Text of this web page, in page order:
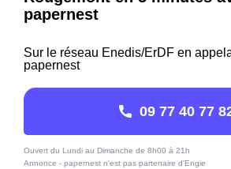
papernest
Sur le réseau Enedis/ErDF en
papernest
09 77 40 77
Ouvert du Lundi au Dimanche de 8h00 à 21h
Annonce - papernest n'est pas partenaire d'Engie